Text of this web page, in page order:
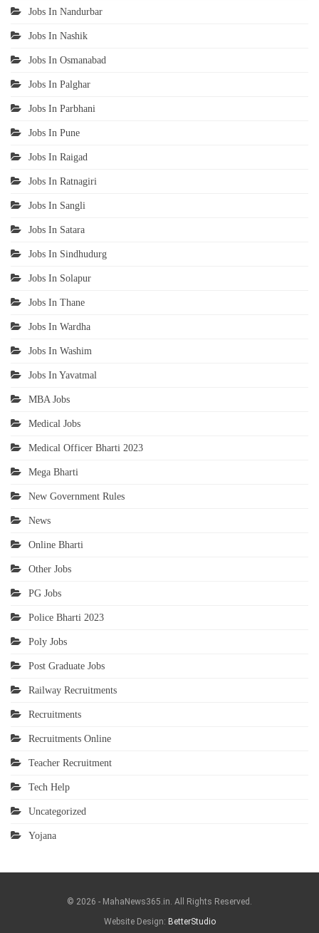
Jobs In Nandurbar
Jobs In Nashik
Jobs In Osmanabad
Jobs In Palghar
Jobs In Parbhani
Jobs In Pune
Jobs In Raigad
Jobs In Ratnagiri
Jobs In Sangli
Jobs In Satara
Jobs In Sindhudurg
Jobs In Solapur
Jobs In Thane
Jobs In Wardha
Jobs In Washim
Jobs In Yavatmal
MBA Jobs
Medical Jobs
Medical Officer Bharti 2023
Mega Bharti
New Government Rules
News
Online Bharti
Other Jobs
PG Jobs
Police Bharti 2023
Poly Jobs
Post Graduate Jobs
Railway Recruitments
Recruitments
Recruitments Online
Teacher Recruitment
Tech Help
Uncategorized
Yojana
© 2026 - MahaNews365.in. All Rights Reserved.
Website Design: BetterStudio